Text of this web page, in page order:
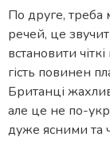
По друге, треба
речей, це
встановити
гість повинен
Британці
але це не по-
дуже ясними та